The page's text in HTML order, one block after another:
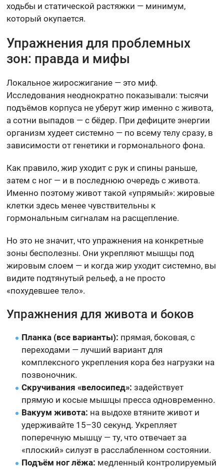
ходьбы и статической растяжки — минимум,
который окупается.
Упражнения для проблемных
зон: правда и мифы
Локальное жиросжигание — это миф.
Исследования неоднократно показывали: тысячи
подъёмов корпуса не уберут жир именно с живота,
а сотни выпадов — с бёдер. При дефиците энергии
организм худеет системно — по всему телу сразу, в
зависимости от генетики и гормонального фона.
Как правило, жир уходит с рук и спины раньше,
затем с ног — и в последнюю очередь с живота.
Именно поэтому живот такой «упрямый»: жировые
клетки здесь менее чувствительны к
гормональным сигналам на расщепление.
Но это не значит, что упражнения на конкретные
зоны бесполезны. Они укрепляют мышцы под
жировым слоем — и когда жир уходит системно, вы
видите подтянутый рельеф, а не просто
«похудевшее тело».
Упражнения для живота и боков
Планка (все варианты): прямая, боковая, с
переходами — лучший вариант для
комплексного укрепления кора без нагрузки на
позвоночник.
Скручивания «велосипед»: задействует
прямую и косые мышцы пресса одновременно.
Вакуум живота: на выдохе втяните живот и
удерживайте 15–30 секунд. Укрепляет
поперечную мышцу — ту, что отвечает за
«плоский» силуэт в расслабленном состоянии.
Подъём ног лёжа: медленный контролируемый